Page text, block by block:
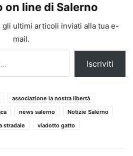
on line di Salerno
ultimi articoli inviati alla tua e-
mail.
Iscriviti
associazione la nostra libertà
news salerno
Notizie Salerno
stradale viadotto gatto